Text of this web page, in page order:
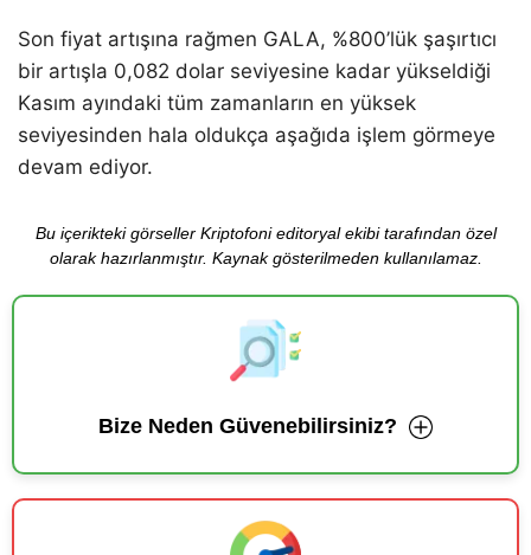
Son fiyat artışına rağmen GALA, %800’lük şaşırtıcı
bir artışla 0,082 dolar seviyesine kadar yükseldiği
Kasım ayındaki tüm zamanların en yüksek
seviyesinden hala oldukça aşağıda işlem görmeye
devam ediyor.
Bu içerikteki görseller Kriptofoni editoryal ekibi tarafından özel
olarak hazırlanmıştır. Kaynak gösterilmeden kullanılamaz.
Bize Neden Güvenebilirsiniz?